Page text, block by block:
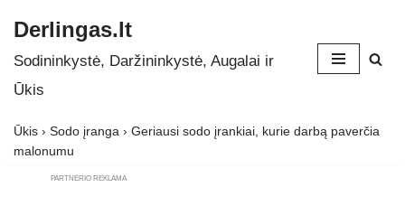
Skip
to
Derlingas.lt
Sodininkystė, Daržininkystė, Augalai ir
Ūkis
Ūkis › Sodo įranga › Geriausi sodo įrankiai, kurie darbą paverčia
malonumu
PARTNERIO REKLAMA